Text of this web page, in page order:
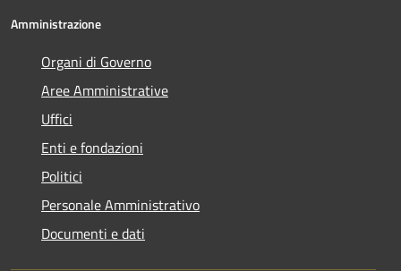
Amministrazione
Organi di Governo
Aree Amministrative
Uffici
Enti e fondazioni
Politici
Personale Amministrativo
Documenti e dati